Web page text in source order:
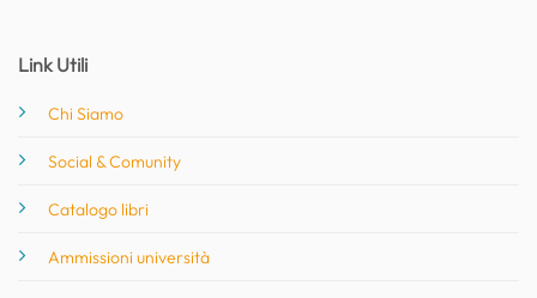
Link Utili
Chi Siamo
Social & Comunity
Catalogo libri
Ammissioni università